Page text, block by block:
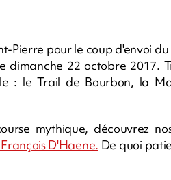
Pierre pour le coup d'envoi
22 octobre 2017.
: le Trail de Bourbon, la
mythique, découvrez
D'Haene. De quoi